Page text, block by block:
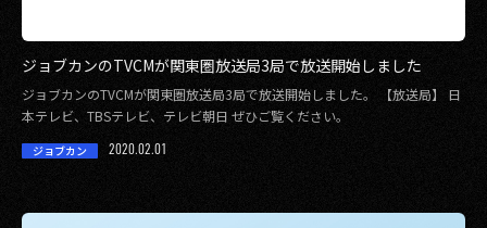
ジョブカンのTVCMが関東圏放送局3局で放送開始しました
ジョブカンのTVCMが関東圏放送局3局で放送開始しました。 【放送局】 日
本テレビ、TBSテレビ、テレビ朝日 ぜひご覧ください。
ジョブカン 2020.02.01